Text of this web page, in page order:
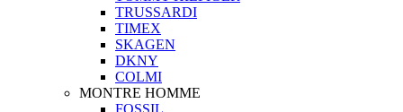
TRUSSARDI
TIMEX
SKAGEN
DKNY
COLMI
MONTRE HOMME
FOSSIL